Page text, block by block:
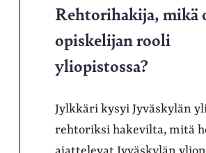
Rehtorihakija, mikä
opiskelijan rooli
yliopistossa?
Jylkkäri kysyi Jyväskylän
rehtoriksi hakevilta, mitä